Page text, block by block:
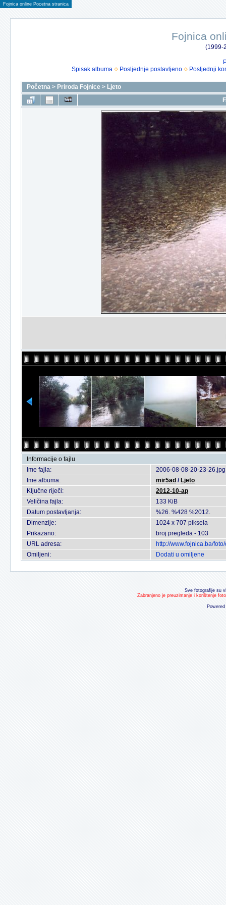
Fojnica online Pocetna stranica
Fojnica
(1999-
Spisak albuma
Posljednje postavljeno Posljednji
Početna > Priroda Fojnice > Ljeto
Informacije o fajlu
Ime fajla:
2006-08-08-20-23-26.jpg
Ime albuma:
mir5ad / Ljeto
Ključne riječi:
2012-10-ap
Veličina fajla:
133 KiB
Datum postavljanja:
%26. %428 %2012.
Dimenzije:
1024 x 707 piksela
Prikazano:
broj pregleda - 103
URL adresa:
http://www.fojnica.ba/
Omiljeni:
Dodati u omiljene
Sve fotografije su
Zabranjeno je preuzimanje i korištenje